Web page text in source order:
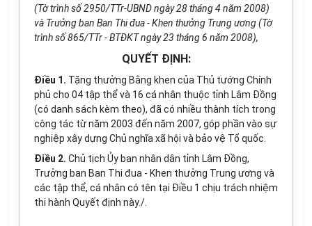
(Tờ trình số 2950/TTr-UBND ngày 28 tháng 4 năm 2008)
và Trưởng ban Ban Thi đua - Khen thưởng Trung ương (Tờ
trình số 865/TTr - BTĐKT ngày 23 tháng 6 năm 2008),
QUYẾT ĐỊNH:
Điều 1. Tặng thưởng Bằng khen của Thủ tướng Chính
phủ cho 04 tập thể và 16 cá nhân thuộc tỉnh Lâm Đồng
(có danh sách kèm theo), đã có nhiều thành tích trong
công tác từ năm 2003 đến năm 2007, góp phần vào sự
nghiệp xây dựng Chủ nghĩa xã hội và bảo vệ Tổ quốc.
Điều 2. Chủ tịch Ủy ban nhân dân tỉnh Lâm Đồng,
Trưởng ban Ban Thi đua - Khen thưởng Trung ương và
các tập thể, cá nhân có tên tại Điều 1 chịu trách nhiệm
thi hành Quyết định này./.